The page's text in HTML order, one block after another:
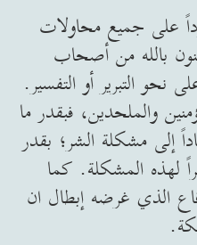
على جميع محاولات
بالله من أصحاب
نحو التبرير أو التفسير.
والملحدين، فبقدر ما
إلى مشكلة الشر؛ بقدر
لهذه المشكلة. كما
الذي غرضه إبطال ان